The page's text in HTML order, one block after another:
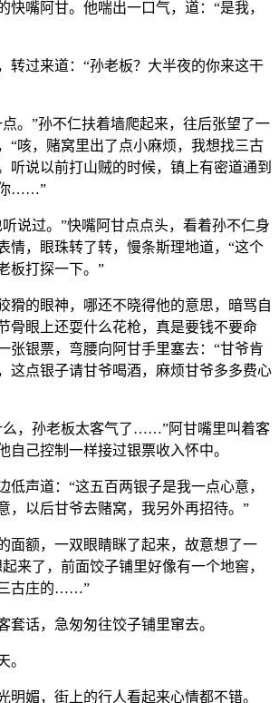
快嘴阿甘。他喘出一口气，道：“是我，
过来道：“孙老板？大半夜的你来这干
”孙不仁扶着墙爬起来，往后张望了一
“咳，赌窝里出了点小麻烦，我想找三古
听说以前打山贼的时候，镇上有密道通到
你……”
过。”快嘴阿甘点点头，看着孙不仁身
情，眼珠转了转，慢条斯理地道，“这个
板打探一下。”
的眼神，哪还不晓得他的意思，暗骂自
骨眼上还耍什么花枪，真是要钱不要命
张银票，弯腰向阿甘手里塞去：“甘爷肯
这点银子请甘爷喝酒，麻烦甘爷多多费心
，孙老板太客气了……”阿甘嘴里叫着客
自己控制一样接过银票收入怀中。
声道：“这五百两银子是我一点心意，
，以后甘爷去赌窝，我另外再招待。”
额，一双眼睛眯了起来，故意想了一
来了，前面饺子铺里好像有一个地窖，
古庄的……”
话，急匆匆往饺子铺里窜去。
媚，街上的行人看起来心情都不错。